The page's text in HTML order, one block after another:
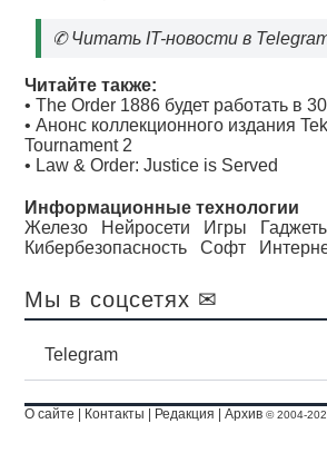
✆Читать IT-новости в
Читайте также:
•The Order 1886 будет работать в
•Анонс коллекционного издания
Tournament 2
• Law & Order: Justice is Served
Информационные технологии
Железо
Нейросети Игры
Кибербезопасность
Софт
Мы в соцсетях ✉
Telegram
О сайте Контакты Редакция |Архив © 2004-